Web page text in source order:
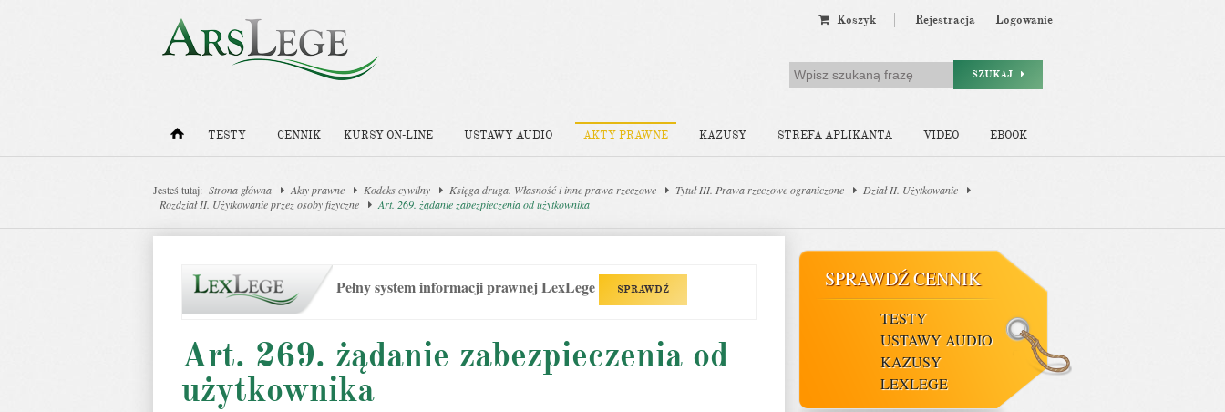
Koszyk Rejestracja Logowanie
SZUKAJ
TESTY CENNIK KURSY ON-LINE USTAWY AUDIO AKTY PRAWNE KAZUSY STREFA APLIKANTA VIDEO EBOOK
Jesteś tutaj: Strona główna Akty prawne Kodeks cywilny Księga druga. Własność i inne prawa rzeczowe Tytuł III. Prawa rzeczowe ograniczone
Dział II. Użytkowanie
Rozdział II. Użytkowanie przez osoby fizyczne
Art. 269. żądanie zabezpieczenia od użytkownika
Pełny system informacji prawnej LexLege SPRAWDŹ
Art. 269. żądanie zabezpieczenia od
użytkownika
SPRAWDŹ CENNIK
TESTY
USTAWY AUDIO
KAZUSY
LEXLEGE